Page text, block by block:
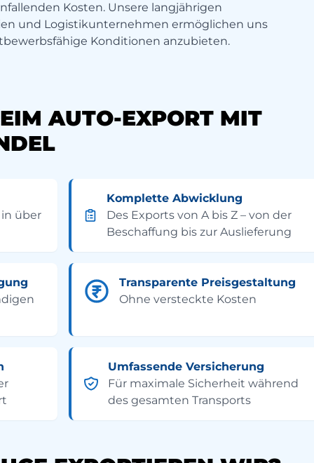
Kosten. Unsere langjährigen
und Logistikunternehmen ermöglichen uns
Konditionen anzubieten.
AUTO-EXPORT MIT
über
Komplette Abwicklung
Des Exports von A bis Z – von der
Beschaffung bis zur Auslieferung
Transparente Preisgestaltung
Ohne versteckte Kosten
Umfassende Versicherung
Für maximale Sicherheit während
des gesamten Transports